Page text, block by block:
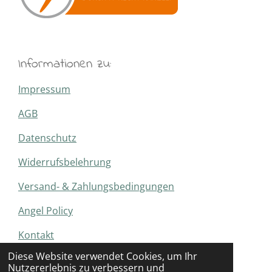
Diese Website verwendet Cookies, um Ihr
Nutzererlebnis zu verbessern und
Informationen zu:
Impressum
AGB
Datenschutz
Widerrufsbelehrung
Versand- & Zahlungsbedingungen
Angel Policy
Kontakt
© 2020 - 2026 AnjasBasteltraum